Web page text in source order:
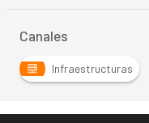
Canales
Infraestructuras